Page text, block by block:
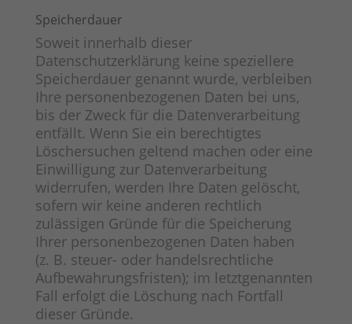
Speicherdauer
Soweit innerhalb dieser
Datenschutzerklärung keine speziellere
Speicherdauer genannt wurde, verbleiben
Ihre personenbezogenen Daten bei uns,
bis der Zweck für die Datenverarbeitung
entfällt. Wenn Sie ein berechtigtes
Löschersuchen geltend machen oder eine
Einwilligung zur Datenverarbeitung
widerrufen, werden Ihre Daten gelöscht,
sofern wir keine anderen rechtlich
zulässigen Gründe für die Speicherung
Ihrer personenbezogenen Daten haben
(z. B. steuer- oder handelsrechtliche
Aufbewahrungsfristen); im letztgenannten
Fall erfolgt die Löschung nach Fortfall
dieser Gründe.